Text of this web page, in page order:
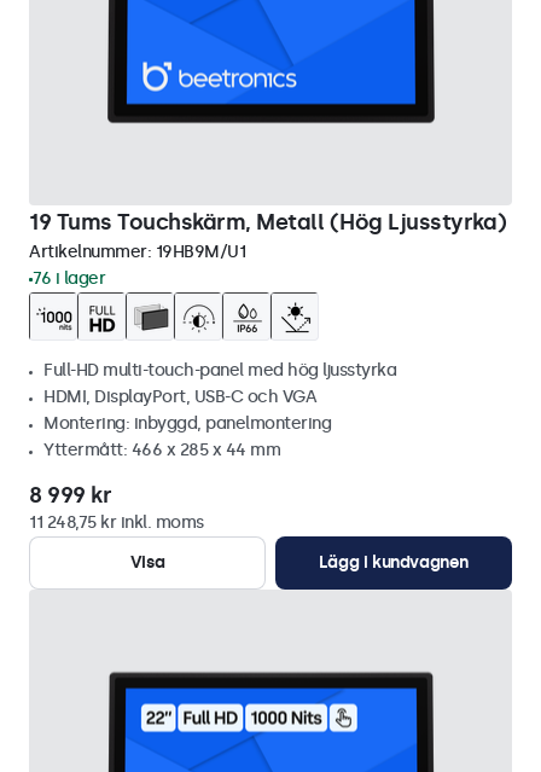
19 Tums Touchskärm, Metall (Hög Ljusstyrka)
Artikelnummer: 19HB9M/U1
76 i lager
Full-HD multi-touch-panel med hög ljusstyrka
HDMI, DisplayPort, USB-C och VGA
Montering: inbyggd, panelmontering
Yttermått: 466 x 285 x 44 mm
8 999 kr
11 248,75 kr inkl. moms
Visa
Lägg i kundvagnen